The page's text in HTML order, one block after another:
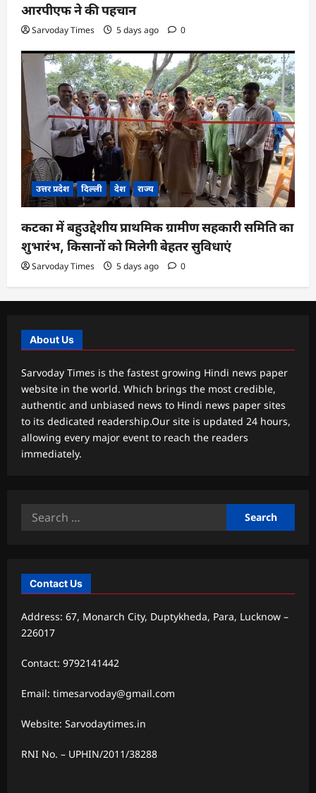
आरपीएफ ने की पहचान
Sarvoday Times 5 days ago 0
उत्तर प्रदेश दिल्ली देश राज्य
कटका में बहुउद्देशीय प्राथमिक ग्रामीण सहकारी समिति का
शुभारंभ, किसानों को मिलेगी बेहतर सुविधाएं
Sarvoday Times 5 days ago 0
About Us
Sarvoday Times is the fastest growing Hindi news paper
website in the world. Which brings the most credible,
authentic and unbiased news to Hindi news paper sites
to its dedicated readership.Our site is updated 24 hours,
allowing every major event to reach the readers
immediately.
Search
Contact Us
Address: 67, Monarch City, Duptykheda, Para, Lucknow –
226017
Contact: 9792141442
Email: timesarvoday@gmail.com
Website: Sarvodaytimes.in
RNI No. – UPHIN/2011/38288